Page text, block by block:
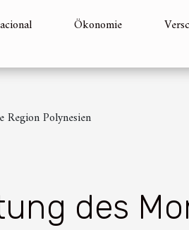
Ökonomie
Polynesien
des